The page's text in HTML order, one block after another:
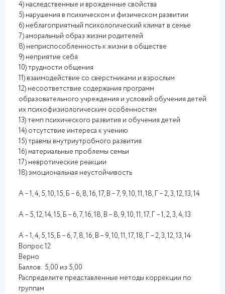
4) наследственные и врожденные свойства
5) нарушения в психическом и физическом развитии
6) неблагоприятный психологический климат в семье
7) аморальный образ жизни родителей
8) неприспособленность к жизни в обществе
9) неприятие себя
10) трудности общения
11) взаимодействие со сверстниками и взрослым
12) несоответствие содержания программ
образовательного учреждения и условий обучения детей
их психофизиологическим особенностям
13) темп психического развития и обучения детей
14) отсутствие интереса к учению
15) травмы внутриутробного развития
16) материальные проблемы семьи
17) невротические реакции
18) эмоциональная неустойчивость
А – 1, 4, 5, 10, 15, Б – 6, 8, 16, 17, В – 7, 9, 10, 11, 18, Г – 2, 3, 12, 13, 14
А – 5, 12, 14, 15, Б – 6, 7, 16, 18, В – 8, 9, 10, 11, 17, Г – 1, 2, 3, 4, 13
А – 1, 4, 5, 15, Б – 6, 7, 8, 16, В – 9, 10, 11, 17, 18, Г – 2, 3, 12, 13, 14
Вопрос 12
Верно
Баллов: 5,00 из 5,00
Распределите представленные методы коррекции по
группам